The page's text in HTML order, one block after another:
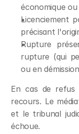
économique
Licenciement
précisant
Rupture
rupture (qui
ou en
En cas de refus
recours. Le
et le tribunal
échoue.